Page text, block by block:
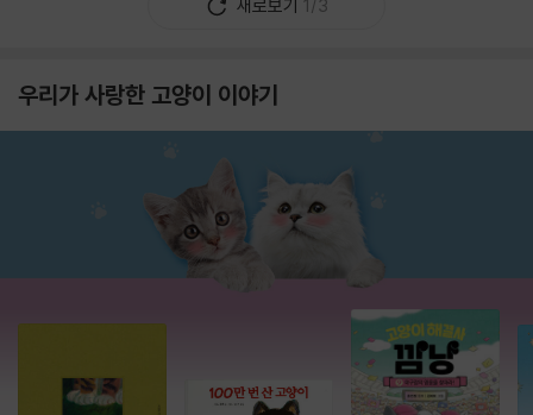
새로보기 1/3
우리가 사랑한 고양이 이야기